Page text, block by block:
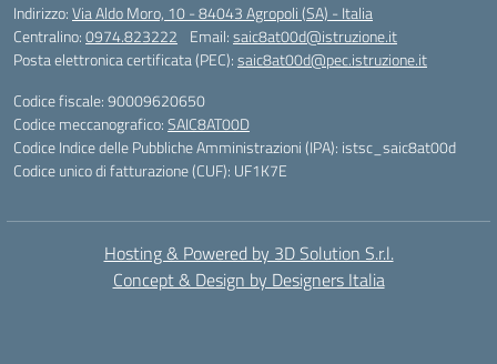
Indirizzo:Via Aldo Moro, 10 - 84043 Agropoli (SA) - Italia
Centralino:0974.823222 Email:saic8at00d@istruzione.it
Posta elettronica certificata (PEC):saic8at00d@pec.istruzione.it
Codice fiscale: 90009620650
Codice meccanografico:SAIC8AT00D
Codice Indice delle Pubbliche Amministrazioni (IPA): istsc_saic8at00d
Codice unico di fatturazione (CUF): UF1K7E
Hosting & Powered by 3D Solution S.r.l.
Concept & Design by Designers Italia